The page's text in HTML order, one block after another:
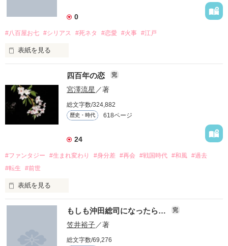
0
#八百屋お七 #シリアス #死ネタ #恋愛 #火事 #江戸
表紙を見る
八百屋お七という話を別視点で解説している方がいて、その時
に浮かんだ妄想を話しにしてみました
開始 2014年5月23日
完結 2014年5月24日
四百年の恋 完
宮澤流星 ／著
総文字数/324,882
歴史・時代 618ページ
24
#ファンタジー #生まれ変わり #身分差 #再会 #戦国時代 #和風 #過去
#転生
#前世
表紙を見る
四百年前に引き裂かれた恋が、四百年の時を経て今、再び……
もしも沖田総司になったら… 完
笠井裕子／著
総文字数/69,276